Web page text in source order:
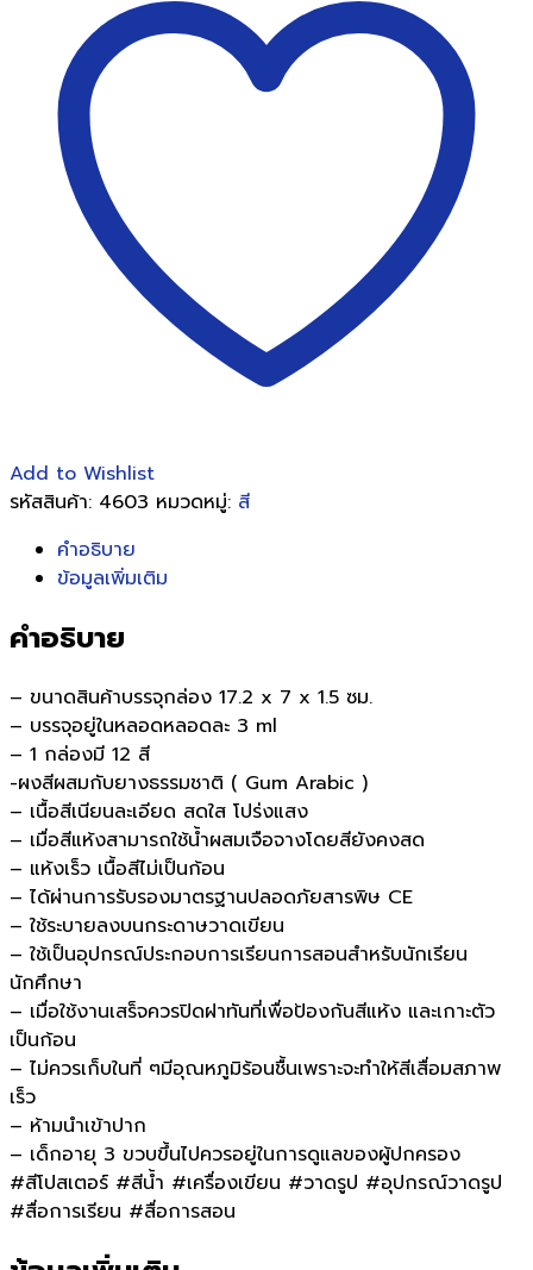
มล.Premium
Grade
tempera
Add to Wishlist
รหัสสินค้า: 4603 หมวดหมู่: สี
คำอธิบาย
ข้อมูลเพิ่มเติม
คำอธิบาย
– ขนาดสินค้าบรรจุกล่อง 17.2 x 7 x 1.5 ซม.
– บรรจุอยู่ในหลอดหลอดละ 3 ml
– 1 กล่องมี 12 สี
-ผงสีผสมกับยางธรรมชาติ ( Gum Arabic )
– เนื้อสีเนียนละเอียด สดใส โปร่งแสง
– เมื่อสีแห้งสามารถใช้น้ำผสมเจือจางโดยสียังคงสด
– แห้งเร็ว เนื้อสีไม่เป็นก้อน
– ได้ผ่านการรับรองมาตรฐานปลอดภัยสารพิษ CE
– ใช้ระบายลงบนกระดาษวาดเขียน
– ใช้เป็นอุปกรณ์ประกอบการเรียนการสอนสำหรับนักเรียน
นักศึกษา
– เมื่อใช้งานเสร็จควรปิดฝาทันที่เพื่อป้องกันสีแห้ง และเกาะตัว
เป็นก้อน
– ไม่ควรเก็บในที่ ๆมีอุณหภูมิร้อนชื้นเพราะจะทำให้สีเสื่อมสภาพ
เร็ว
– ห้ามนำเข้าปาก
– เด็กอายุ 3 ขวบขึ้นไปควรอยู่ในการดูแลของผู้ปกครอง
#สีโปสเตอร์ #สีน้ำ #เครื่องเขียน #วาดรูป #อุปกรณ์วาดรูป
#สื่อการเรียน #สื่อการสอน